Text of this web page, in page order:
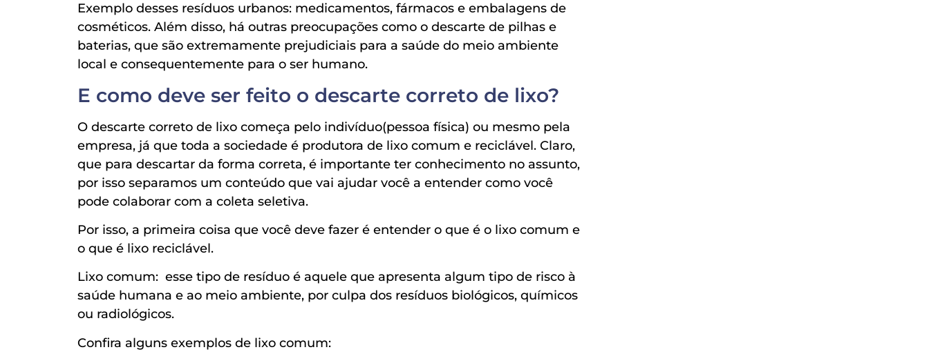
Exemplo desses resíduos urbanos: medicamentos, fármacos e embalagens de
cosméticos. Além disso, há outras preocupações como o descarte de pilhas e
baterias, que são extremamente prejudiciais para a saúde do meio ambiente
local e consequentemente para o ser humano.
E como deve ser feito o descarte correto de lixo?
O descarte correto de lixo começa pelo indivíduo(pessoa física) ou mesmo pela
empresa, já que toda a sociedade é produtora de lixo comum e reciclável. Claro,
que para descartar da forma correta, é importante ter conhecimento no assunto,
por isso separamos um conteúdo que vai ajudar você a entender como você
pode colaborar com a coleta seletiva.
Por isso, a primeira coisa que você deve fazer é entender o que é o lixo comum e
o que é lixo reciclável.
Lixo comum: esse tipo de resíduo é aquele que apresenta algum tipo de risco à
saúde humana e ao meio ambiente, por culpa dos resíduos biológicos, químicos
ou radiológicos.
Confira alguns exemplos de lixo comum: